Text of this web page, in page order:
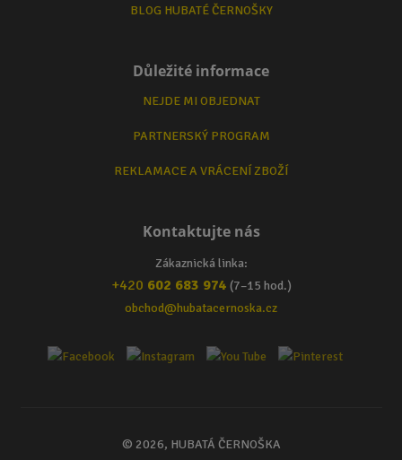
BLOG HUBATÉ ČERNOŠKY
Důležité informace
NEJDE MI OBJEDNAT
PARTNERSKÝ PROGRAM
REKLAMACE A VRÁCENÍ ZBOŽÍ
Kontaktujte nás
Zákaznická linka:
+420 602 683 974 (7–15 hod.)
obchod@hubatacernoska.cz
© 2026, HUBATÁ ČERNOŠKA